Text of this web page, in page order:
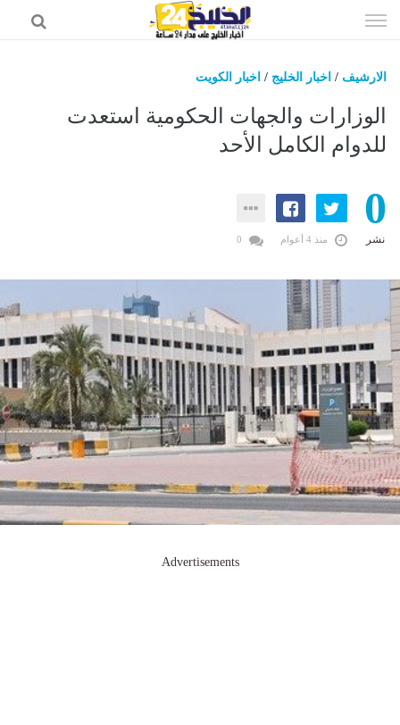
الى
الارشيف / اخبار الخليج / اخبار الكويت
الوزارات والجهات الحكومية استعدت
للدوام الكامل الأحد
0
نشر منذ 4 أعوام
Advertisements
اخبار الخليج